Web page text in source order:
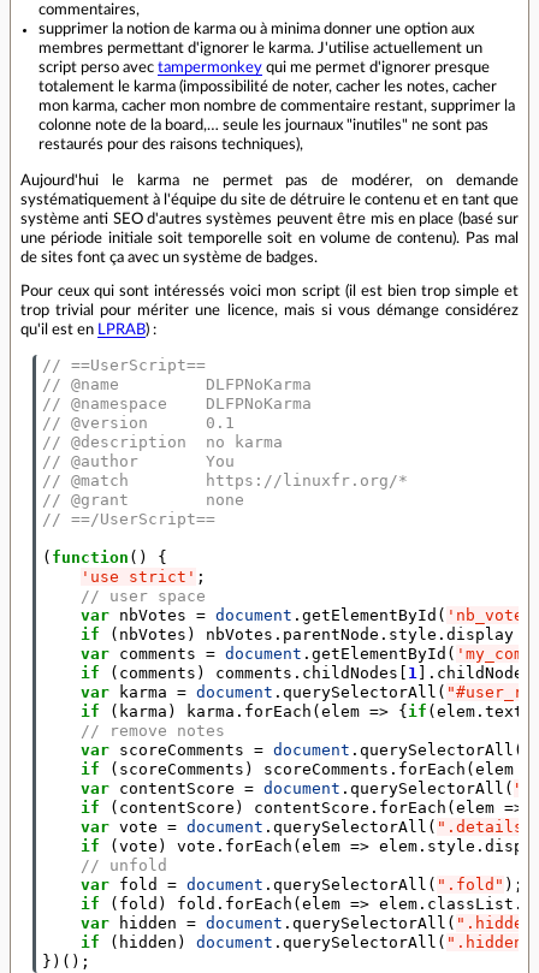
commentaires,
supprimer la notion de karma ou à minima donner une option aux
membres permettant d'ignorer le karma. J'utilise actuellement un
script perso avec tampermonkey qui me permet d'ignorer presque
totalement le karma (impossibilité de noter, cacher les notes, cacher
mon karma, cacher mon nombre de commentaire restant, supprimer la
colonne note de la board,… seule les journaux "inutiles" ne sont pas
restaurés pour des raisons techniques),
Aujourd'hui le karma ne permet pas de modérer, on demande
systématiquement à l'équipe du site de détruire le contenu et en tant que
système anti SEO d'autres systèmes peuvent être mis en place (basé sur
une période initiale soit temporelle soit en volume de contenu). Pas mal
de sites font ça avec un système de badges.
Pour ceux qui sont intéressés voici mon script (il est bien trop simple et
trop trivial pour mériter une licence, mais si vous démange considérez
qu'il est en
LPRAB) :
// ==UserScript==
// @name         DLFPNoKarma
// @namespace    DLFPNoKarma
// @version      0.1
// @description  no karma
// @author       You
// @match        https://linuxfr.org/*
// @grant        none
// ==/UserScript==
( function ()
{
'use strict' ;
// user space
var nbVotes = document . getElementById (
if
( nbVotes ) nbVotes . parentNode . style . display
var comments = document . getElementById (
if
( comments ) comments . childNodes 1 ]. childNodes
var
karma = document . querySelectorAll (
if
( karma ) karma . forEach ( elem => { if ( elem .
// remove notes
var scoreComments = document . querySelectorAll (
if
( scoreComments ) scoreComments . forEach ( elem
var contentScore = document . querySelectorAll (
if
( contentScore ) contentScore . forEach ( elem =>
var vote = document . querySelectorAll ( ".details,
if
( vote ) vote . forEach ( elem => elem . style .
// unfold
var fold = document . querySelectorAll ( ".fold" );
if
( fold ) fold . forEach ( elem => elem . classList .
var
hidden = document . querySelectorAll (
if
( hidden ) document . querySelectorAll ( ".hidden"
})();